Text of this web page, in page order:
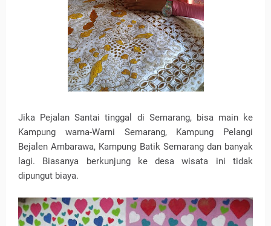
Jika Pejalan Santai tinggal di Semarang, bisa main ke
Kampung warna-Warni Semarang, Kampung Pelangi
Bejalen Ambarawa, Kampung Batik Semarang dan banyak
lagi. Biasanya berkunjung ke desa wisata ini tidak
dipungut biaya.